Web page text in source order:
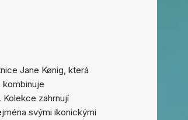
Jane Kønig, která
zahrnují
svými ikonickými